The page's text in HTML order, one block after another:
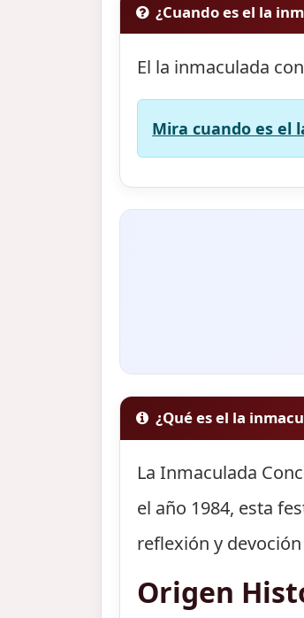
¿Cuando es el la
El la inmaculada
Mira cuando es el
¿Qué es el la
La Inmaculada
el año 1984, esta
reflexión y
Origen